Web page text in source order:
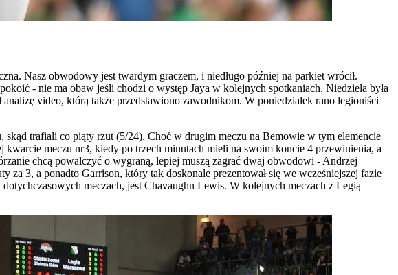
Nasz obwodowy jest twardym graczem, i niedługo później na parkiet wrócił.
- nie ma obaw jeśli chodzi o występ Jaya w kolejnych spotkaniach. Niedziela była
video, którą także przedstawiono zawodnikom. W poniedziałek rano legioniści
skąd trafiali co piąty rzut (5/24). Choć w drugim meczu na Bemowie w tym elemencie
meczu nr3, kiedy po trzech minutach mieli na swoim koncie 4 przewinienia, a
chcą powalczyć o wygraną, lepiej muszą zagrać dwaj obwodowi - Andrzej
3, a ponadto Garrison, który tak doskonale prezentował się we wcześniejszej fazie
meczach, jest Chavaughn Lewis. W kolejnych meczach z Legią